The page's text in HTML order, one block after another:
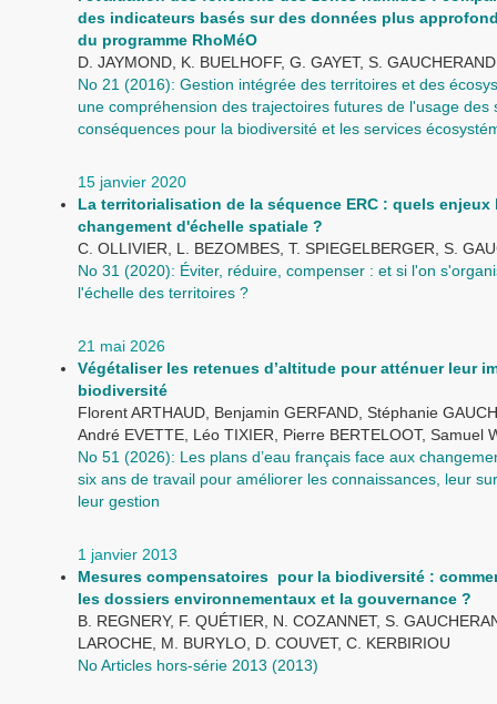
des indicateurs basés sur des données plus
du programme RhoMéO
D. JAYMOND, K. BUELHOFF, G. GAYET, S. GAUCHERAND
No 21 (2016): Gestion intégrée des territoires et des
une compréhension des trajectoires futures de l'usage des
conséquences pour la biodiversité et les services
15 janvier 2020
La territorialisation de la séquence ERC : quels enjeux
changement d'échelle spatiale ?
C. OLLIVIER, L. BEZOMBES, T. SPIEGELBERGER, S.
No 31 (2020): Éviter, réduire, compenser : et si l'on
l'échelle des territoires ?
21 mai 2026
Végétaliser les retenues d’altitude pour atténuer leur
biodiversité
Florent ARTHAUD, Benjamin GERFAND, Stéphanie
André EVETTE, Léo TIXIER, Pierre BERTELOOT, Samuel
No 51 (2026): Les plans d’eau français face aux
six ans de travail pour améliorer les connaissances, leur
leur gestion
1 janvier 2013
Mesures compensatoires pour la biodiversité :
les dossiers environnementaux et la gouvernance ?
B. REGNERY, F. QUÉTIER, N. COZANNET, S.
LAROCHE, M. BURYLO, D. COUVET, C. KERBIRIOU
No Articles hors-série 2013 (2013)